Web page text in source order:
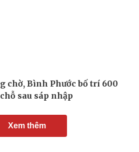
chờ, Bình Phước bố trí 600
sau sáp nhập
Xem thêm